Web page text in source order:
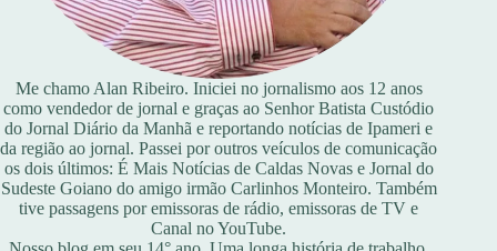
Me chamo Alan Ribeiro. Iniciei no jornalismo aos 12 anos
como vendedor de jornal e graças ao Senhor Batista Custódio
do Jornal Diário da Manhã e reportando notícias de Ipameri e
da região ao jornal. Passei por outros veículos de comunicação
os dois últimos: É Mais Notícias de Caldas Novas e Jornal do
Sudeste Goiano do amigo irmão Carlinhos Monteiro. Também
tive passagens por emissoras de rádio, emissoras de TV e
Canal no YouTube.